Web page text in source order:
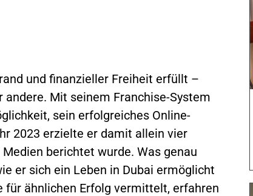
und finanzieller Freiheit erfüllt –
Mit seinem Franchise-System
sein erfolgreiches Online-
2023 erzielte er damit allein vier
berichtet wurde. Was genau
er sich ein Leben in Dubai ermöglicht
für ähnlichen Erfolg vermittelt, erfahren